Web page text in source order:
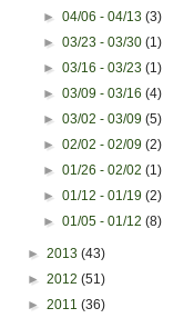
►04/06 - 04/13(3)
►03/23 - 03/30(1)
►03/16 - 03/23(1)
►03/09 - 03/16(4)
►03/02 - 03/09(5)
►02/02 - 02/09(2)
►01/26 - 02/02(1)
►01/12 - 01/19(2)
►01/05 - 01/12(8)
► 2013 (43)
► 2012 (51)
► 2011 (36)